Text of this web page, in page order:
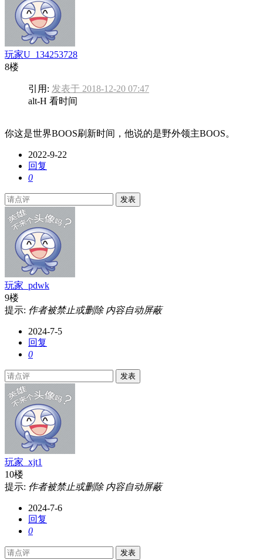
玩家U_134253728
8楼
引用: 发表于 2018-12-20 07:47
alt-H 看时间
你这是世界BOOS刷新时间，他说的是野外领主BOOS。
2022-9-22
回复
0
发表
玩家_pdwk
9楼
提示: 作者被禁止或删除 内容自动屏蔽
2024-7-5
回复
0
发表
玩家_xjt1
10楼
提示: 作者被禁止或删除 内容自动屏蔽
2024-7-6
回复
0
发表